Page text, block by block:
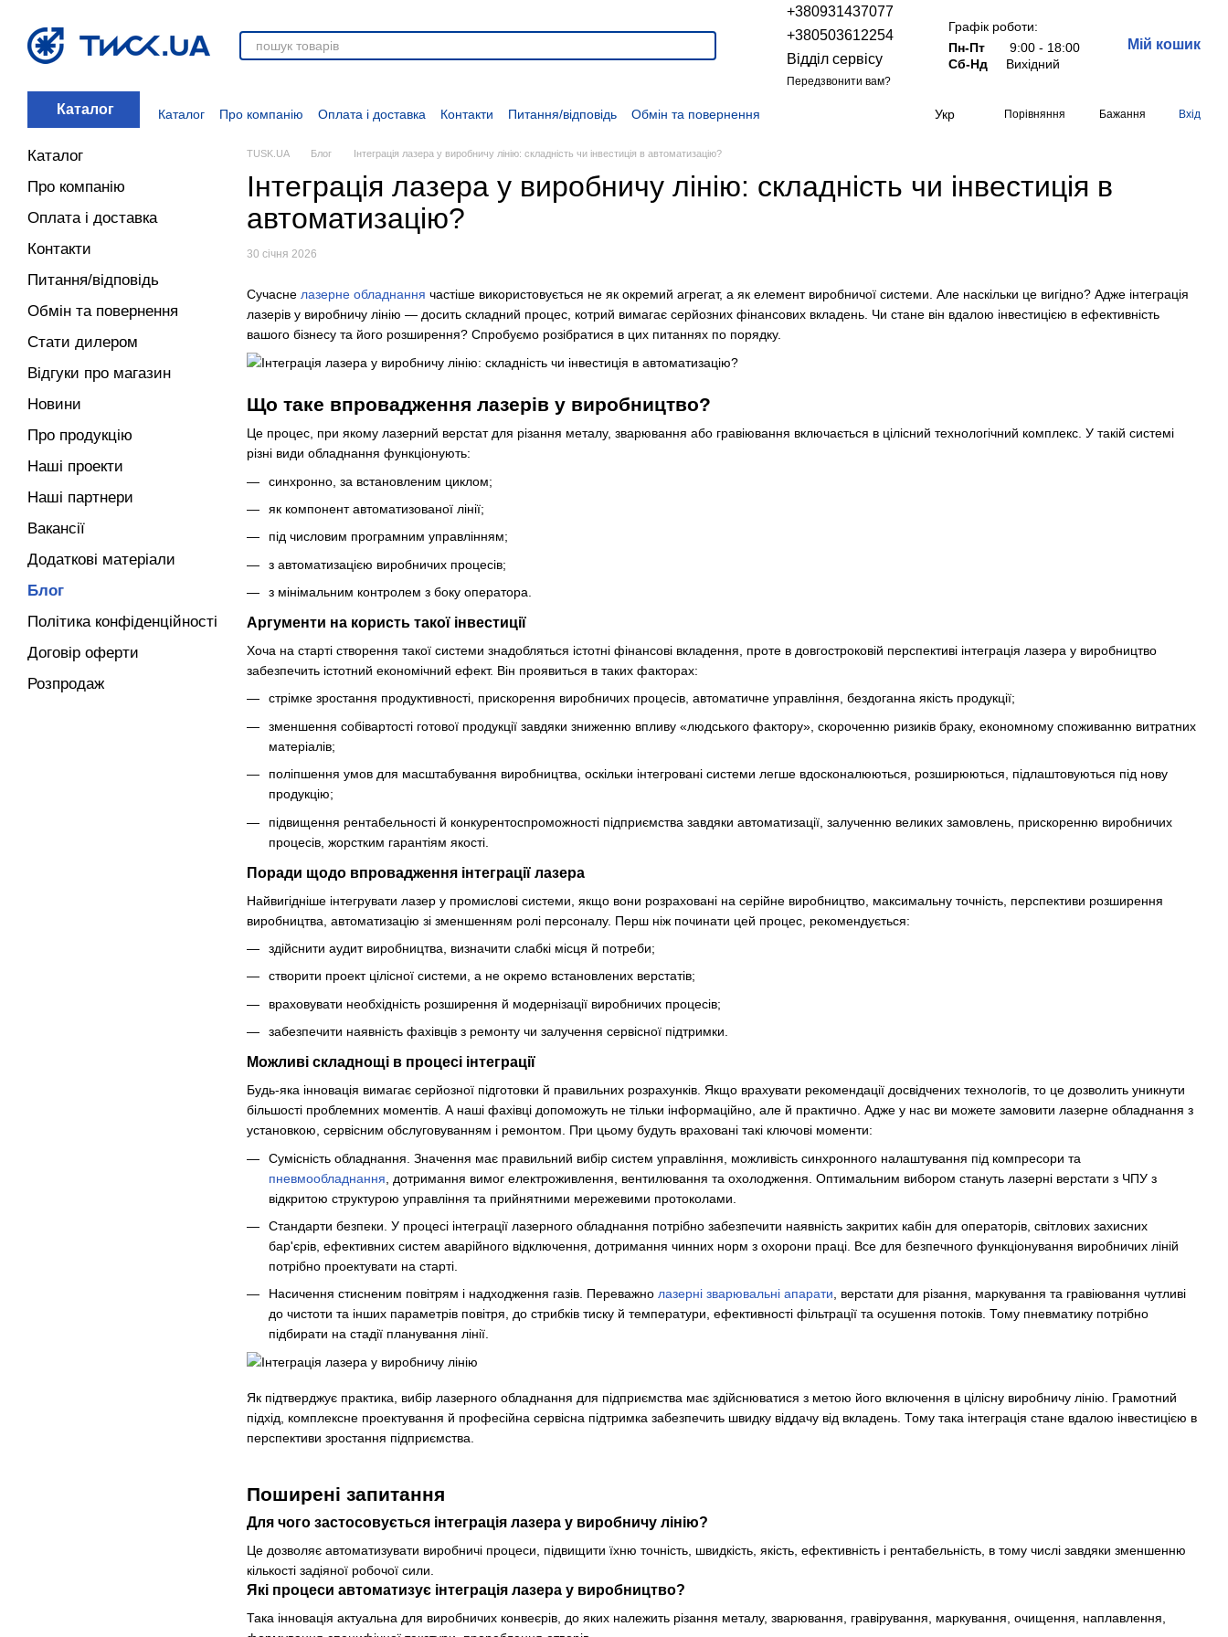
+380931437077
+380503612254
Відділ сервісу
Передзвонити вам?
Графік роботи:
Пн-Пт
9:00 - 18:00
Сб-Нд
Вихідний
Мій кошик
Каталог Каталог Про компанію Оплата і доставка Контакти Питання/відповідь
Обмін та повернення
Додаткові матеріали Блог Політика конфіденційності Договір оферти Розпродаж
Укр Порівняння Бажання Вхід
TUSK.UA Блог Інтеграція лазера у виробничу лінію: складність чи інвестиція в автоматизацію?
Інтеграція лазера у виробничу лінію: складність чи інвестиція в
автоматизацію?
30 січня 2026
Сучасне лазерне обладнання частіше використовується не як окремий агрегат, а як елемент виробничої системи. Але наскільки це вигідно? Адже інтеграція
лазерів у виробничу лінію — досить складний процес, котрий вимагає серйозних фінансових вкладень. Чи стане він вдалою інвестицією в ефективність
вашого бізнесу та його розширення? Спробуємо розібратися в цих питаннях по порядку.
Що таке впровадження лазерів у виробництво?
Це процес, при якому лазерний верстат для різання металу, зварювання або гравіювання включається в цілісний технологічний комплекс. У такій системі
різні види обладнання функціонують:
синхронно, за встановленим циклом;
як компонент автоматизованої лінії;
під числовим програмним управлінням;
з автоматизацією виробничих процесів;
з мінімальним контролем з боку оператора.
Аргументи на користь такої інвестиції
Хоча на старті створення такої системи знадобляться істотні фінансові вкладення, проте в довгостроковій перспективі інтеграція лазера у виробництво
забезпечить істотний економічний ефект. Він проявиться в таких факторах:
стрімке зростання продуктивності, прискорення виробничих процесів, автоматичне управління, бездоганна якість продукції;
зменшення собівартості готової продукції завдяки зниженню впливу «людського фактору», скороченню ризиків браку, економному споживанню витратних
матеріалів;
поліпшення умов для масштабування виробництва, оскільки інтегровані системи легше вдосконалюються, розширюються, підлаштовуються під нову
продукцію;
підвищення рентабельності й конкурентоспроможності підприємства завдяки автоматизації, залученню великих замовлень, прискоренню виробничих
процесів, жорстким гарантіям якості.
Поради щодо впровадження інтеграції лазера
Найвигідніше інтегрувати лазер у промислові системи, якщо вони розраховані на серійне виробництво, максимальну точність, перспективи розширення
виробництва, автоматизацію зі зменшенням ролі персоналу. Перш ніж починати цей процес, рекомендується:
здійснити аудит виробництва, визначити слабкі місця й потреби;
створити проект цілісної системи, а не окремо встановлених верстатів;
враховувати необхідність розширення й модернізації виробничих процесів;
забезпечити наявність фахівців з ремонту чи залучення сервісної підтримки.
Можливі складнощі в процесі інтеграції
Будь-яка інновація вимагає серйозної підготовки й правильних розрахунків. Якщо врахувати рекомендації досвідчених технологів, то це дозволить уникнути
більшості проблемних моментів. А наші фахівці допоможуть не тільки інформаційно, але й практично. Адже у нас ви можете замовити лазерне обладнання з
установкою, сервісним обслуговуванням і ремонтом. При цьому будуть враховані такі ключові моменти:
Сумісність обладнання. Значення має правильний вибір систем управління, можливість синхронного налаштування під компресори та
пневмообладнання , дотримання вимог електроживлення, вентилювання та охолодження. Оптимальним вибором стануть лазерні верстати з ЧПУ з
відкритою структурою управління та прийнятними мережевими протоколами.
Стандарти безпеки. У процесі інтеграції лазерного обладнання потрібно забезпечити наявність закритих кабін для операторів, світлових захисних
бар'єрів, ефективних систем аварійного відключення, дотримання чинних норм з охорони праці. Все для безпечного функціонування виробничих ліній
потрібно проектувати на старті.
Насичення стисненим повітрям і надходження газів. Переважно лазерні зварювальні апарати, верстати для різання, маркування та гравіювання чутливі
до чистоти та інших параметрів повітря, до стрибків тиску й температури, ефективності фільтрації та осушення потоків. Тому пневматику потрібно
підбирати на стадії планування лінії.
Як підтверджує практика, вибір лазерного обладнання для підприємства має здійснюватися з метою його включення в цілісну виробничу лінію. Грамотний
підхід, комплексне проектування й професійна сервісна підтримка забезпечить швидку віддачу від вкладень. Тому така інтеграція стане вдалою інвестицією в
перспективи зростання підприємства.
Поширені запитання
Для чого застосовується інтеграція лазера у виробничу лінію?
Це дозволяє автоматизувати виробничі процеси, підвищити їхню точність, швидкість, якість, ефективність і рентабельність, в тому числі завдяки зменшенню
кількості задіяної робочої сили.
Які процеси автоматизує інтеграція лазера у виробництво?
Така інновація актуальна для виробничих конвеєрів, до яких належить різання металу, зварювання, гравірування, маркування, очищення, наплавлення,
Каталог
Про компанію
Оплата і доставка
Контакти
Питання/відповідь
Обмін та повернення
Стати дилером
Відгуки про магазин
Новини
Про продукцію
Наші проекти
Наші партнери
Вакансії
Додаткові матеріали
Блог
Політика конфіденційності
Договір оферти
Розпродаж